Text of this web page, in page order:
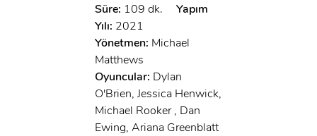
Süre: 109 dk.
Yapım
Yılı: 2021
Yönetmen: Michael
Matthews
Oyuncular: Dylan
O'Brien, Jessica Henwick,
Michael Rooker , Dan
Ewing, Ariana Greenblatt